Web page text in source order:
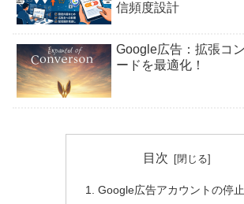
信頻度設計
Google広告：拡張コ
ードを最適化！
目次
Google広告アカウントの停